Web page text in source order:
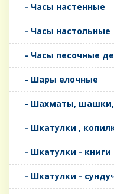
- Часы настенные
- Часы настольные
- Часы песочные
- Шары елочные
- Шахматы,
- Шкатулки ,
- Шкатулки - книги
- Шкатулки -